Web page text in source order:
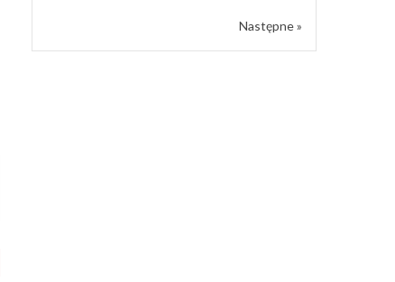
Następne »